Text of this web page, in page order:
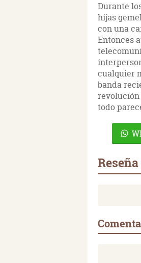
Durante
hijas
con una
Entonces
cualquier
banda
revolución
todo